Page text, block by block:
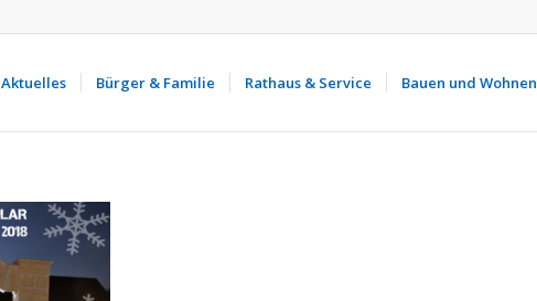
Aktuelles Bürger & Familie Rathaus & Service Bauen und Wohnen